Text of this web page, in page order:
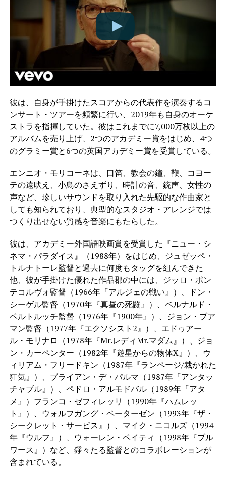
彼は、自身が手掛けたスコアからの代表作を演奏するコ
ンサート・ツアーを頻繁に行い、2019年も自身のオーケ
ストラを指揮していた。彼はこれまでに7,000万枚以上の
アルバムを売り上げ、2つのアカデミー賞をはじめ、4つ
のグラミー賞と6つの英国アカデミー賞を受賞している。
エンニオ・モリコーネは、口笛、教会の鐘、鞭、コヨー
テの遠吠え、小鳥のさえずり、時計の音、銃声、女性の
声など、珍しいサウンドを取り入れた先駆的な作曲家と
しても知られており、典型的なスタジオ・アレンジでは
つくり出せない質感を音楽にもたらした。
彼は、アカデミー外国語映画賞を受賞した『ニュー・シ
ネマ・パラダイス』（1988年）をはじめ、ジュゼッペ・
トルナトーレ監督と過去に何度もタッグを組んできた
他、彼が手掛けた優れた作品郡の中には、ジッロ・ポン
テコルヴォ監督（1966年『アルジェの戦い』）、ドン・
シーゲル監督（1970年『真昼の死闘』）、ベルナルド・
ベルトルッチ監督（1976年『1900年』）、ジョン・ブア
マン監督（1977年『エクソシスト2』）、エドゥアー
ル・モリナロ（1978年『Mr.レディMr.マダム』）、ジョ
ン・カーペンター（1982年『遊星からの物体X』）、ウ
ィリアム・フリードキン（1987年『ランページ/裁かれた
狂気』）、ブライアン・デ・パルマ（1987年『アンタッ
チャブル』）、ペドロ・アルモドバル（1989年『アタ
メ』）フランコ・ゼフィレッリ（1990年『ハムレッ
ト』）、ウォルフガング・ペーターゼン（1993年『ザ・
シークレット・サービス』）、マイク・ニコルズ（1994
年『ウルフ』）、ウォーレン・ベイティ（1998年『ブル
ワース』）など、錚々たる監督とのコラボレーションが
含まれている。